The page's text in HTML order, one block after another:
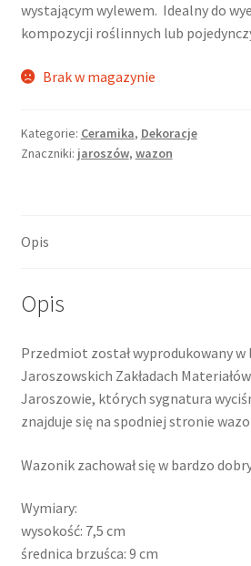
wystającym wylewem. Idealny do
kompozycji roślinnych lub
Brak w magazynie
Kategorie: Ceramika, Dekoracje
Znaczniki: jaroszów, wazon
Opis
Opis
Przedmiot został wyprodukowany w
Jaroszowskich Zakładach
Jaroszowie, których sygnatura
znajduje się na spodniej stronie
Wazonik zachował się w bardzo
Wymiary:
wysokość: 7,5 cm
średnica brzuśca: 9 cm